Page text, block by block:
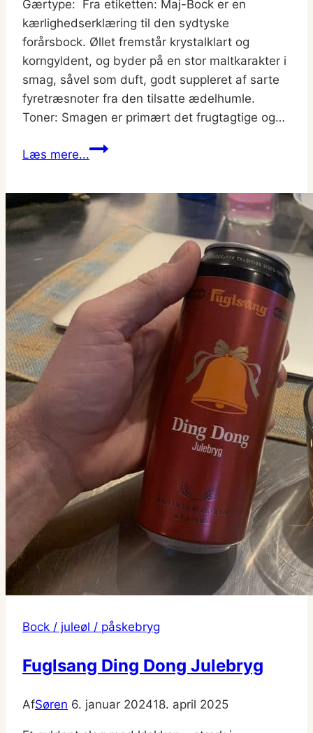
Gærtype: Fra etiketten: Maj-Bock er en
kærlighedserklæring til den sydtyske
forårsbock. Øllet fremstår krystalklart og
korngyldent, og byder på en stor maltkarakter i
smag, såvel som duft, godt suppleret af sarte
fyretræsnoter fra den tilsatte ædelhumle.
Toner: Smagen er primært det frugtagtige og…
Læs mere...Jacobsen
Bock / juleøl / påskebryg
Fuglsang Ding Dong Julebryg
AfSøren 6. januar 202418. april 2025